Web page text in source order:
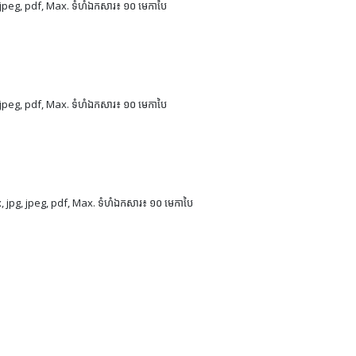
pdf, Max. ទំហំឯកសារ៖ ១០ មេកាបៃ
pdf, Max. ទំហំឯកសារ៖ ១០ មេកាបៃ
jpeg, pdf, Max. ទំហំឯកសារ៖ ១០ មេកាបៃ